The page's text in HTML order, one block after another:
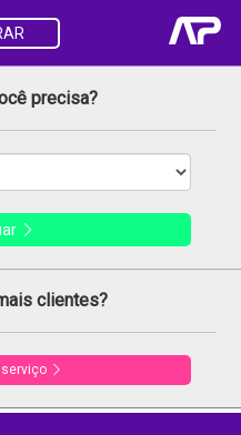
precisa?
clientes?